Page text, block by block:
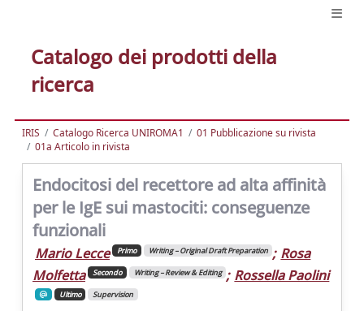
Catalogo dei prodotti della
ricerca
IRIS Catalogo Ricerca UNIROMA1
01 Pubblicazione su rivista
01a Articolo in rivista
Endocitosi del recettore ad alta affinità
per le IgE sui mastociti: conseguenze
funzionali
Mario Lecce Primo Writing – Original Draft Preparation ; Rosa
Molfetta
Secondo Writing – Review & Editing ; Rossella Paolini
Ultimo Supervision